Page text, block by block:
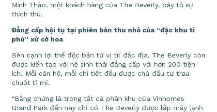
Minh Thảo, một khách hàng của The Beverly, bày tỏ sự
thích thú.
Đẳng cấp hội tụ tại phiên bản thu nhỏ của “đặc khu tỉ
phú” xứ cờ hoa
Bên cạnh lợi thế độc bản từ vị trí đắc địa, The Beverly còn
được kiến tạo với hệ sinh thái đẳng cấp với hơn 200 tiện
ích. Mỗi căn hộ, mỗi chi tiết đều được chủ đầu tư trau
chuốt tỉ mỉ.
“Bằng chứng là trong tất cả phân khu của Vinhomes
Grand Park đến nay chỉ có The Beverly được lắp máy lạnh